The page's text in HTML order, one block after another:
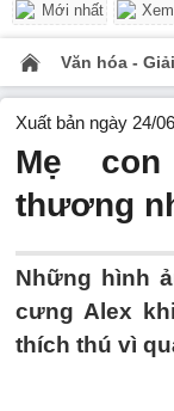
Mới nhất
Văn hóa -
Xuất bản ngày 24/
Mẹ con
thương
Những hình
cưng Alex
thích thú vì